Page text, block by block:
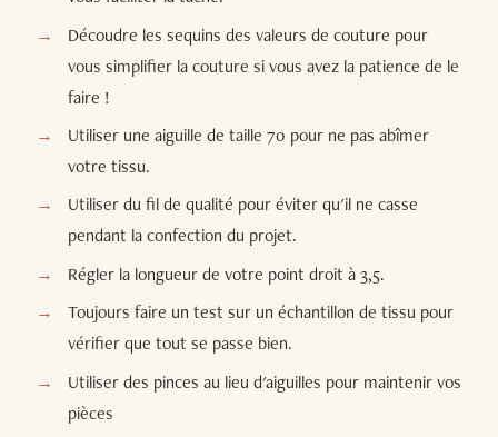
Découdre les sequins des valeurs de couture pour
vous simplifier la couture si vous avez la patience de le
faire !
Utiliser une aiguille de taille 70 pour ne pas abîmer
votre tissu.
Utiliser du fil de qualité pour éviter qu'il ne casse
pendant la confection du projet.
Régler la longueur de votre point droit à 3,5.
Toujours faire un test sur un échantillon de tissu pour
vérifier que tout se passe bien.
Utiliser des pinces au lieu d'aiguilles pour maintenir vos
pièces